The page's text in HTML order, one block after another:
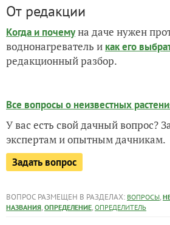
От редакции
Когда и почемуна даче нужен
воднонагреватель и как его
редакционный разбор.
Все вопросы о неизвестных
У вас есть свой дачный вопрос?
экспертам и опытным дачникам.
Задать вопрос
ВОПРОС РАЗМЕЩЕН В РАЗДЕЛАХ: ВОПРОСЫ,
НАЗВАНИЯ, ОПРЕДЕЛЕНИЕ, ОПРЕДЕЛИТЕЛЬ